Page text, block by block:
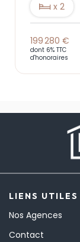
x 2
199 280 €
dont 6% TTC
d'honoraires
LIENS UTILES
Nos Agences
Contact